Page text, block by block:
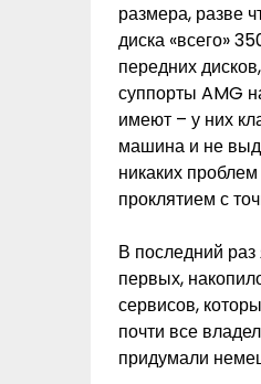
размера, разве
диска «всего»
передних
суппорты AMG
имеют – у них
машина и не
никаких
проклятием с
В последний
первых,
сервисов,
почти все
придумали